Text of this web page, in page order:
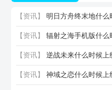
【资讯】
【资讯】
【资讯】 逆战未来什么时候
【资讯】 神域之恋什么时候